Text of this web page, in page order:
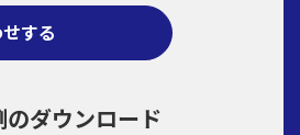
する
ダウンロード